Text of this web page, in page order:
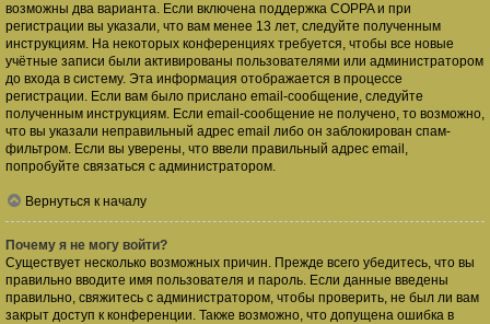
возможны два варианта. Если включена поддержка COPPA и при
регистрации вы указали, что вам менее 13 лет, следуйте полученным
инструкциям. На некоторых конференциях требуется, чтобы все новые
учётные записи были активированы пользователями или администратором
до входа в систему. Эта информация отображается в процессе
регистрации. Если вам было прислано email-сообщение, следуйте
полученным инструкциям. Если email-сообщение не получено, то возможно,
что вы указали неправильный адрес email либо он заблокирован спам-
фильтром. Если вы уверены, что ввели правильный адрес email,
попробуйте связаться с администратором.
Вернуться к началу
Почему я не могу войти?
Существует несколько возможных причин. Прежде всего убедитесь, что вы
правильно вводите имя пользователя и пароль. Если данные введены
правильно, свяжитесь с администратором, чтобы проверить, не был ли вам
закрыт доступ к конференции. Также возможно, что допущена ошибка в